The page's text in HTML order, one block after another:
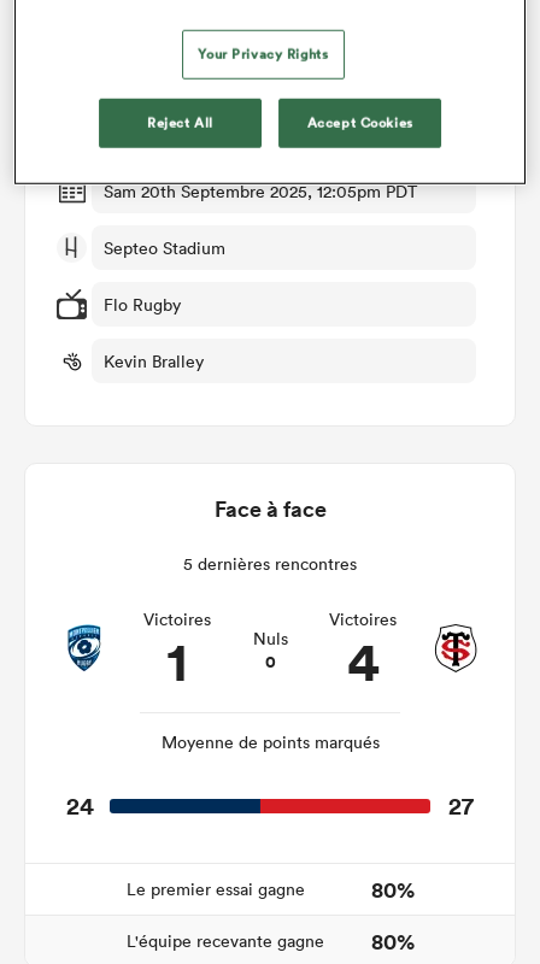
Montpellier v Toulouse
Manche 3
Sam 20th Septembre 2025, 12:05pm PDT
Septeo Stadium
Flo Rugby
Kevin Bralley
Face à face
5 dernières rencontres
Victoires
1 Nuls
0
Victoires
4
Moyenne de points marqués
24 27
Le premier essai gagne 80%
L'équipe recevante gagne 80%
Your Privacy Rights
Reject All Accept Cookies